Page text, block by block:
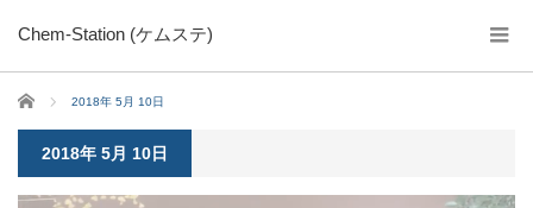
Chem-Station (ケムステ)
ホーム 2018年 5月 10日
2018年 5月 10日